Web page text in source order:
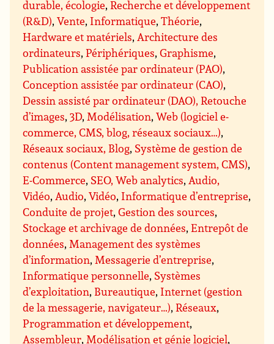
durable, écologie,Recherche et développement
(R&D),Vente, Informatique,Théorie,
Hardware et matériels, Architecture des
ordinateurs,Périphériques,Graphisme,
Publication assistée par ordinateur (PAO),
Conception assistée par ordinateur (CAO),
Dessin assisté par ordinateur (DAO), Retouche
d’images,3D, Modélisation,Web (logiciel e-
commerce, CMS, blog, réseaux sociaux…),
Réseaux sociaux, Blog, Système de gestion de
contenus (Content management system, CMS),
E-Commerce, SEO, Web analytics, Audio,
Vidéo, Audio,Vidéo, Informatique d’entreprise,
Conduite de projet,Gestion des sources,
Stockage et archivage de données,Entrepôt de
données, Management des systèmes
d’information, Messagerie d’entreprise,
Informatique personnelle, Systèmes
d’exploitation, Bureautique, Internet (gestion
de la messagerie, navigateur…),Réseaux,
Programmation et développement,
Assembleur, Modélisation et génie logiciel,